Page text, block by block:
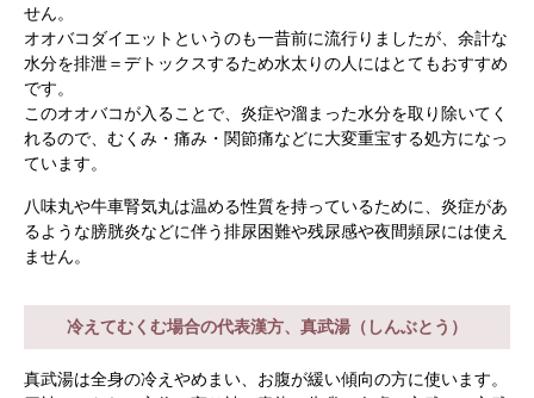
症状別 漢方の教え
店舗を探す
漢方みず堂とは 企業情報
せん。
オオバコダイエットというのも一昔前に流行りましたが、余計な
水分を排泄＝デトックスするため水太りの人にはとてもおすすめ
です。
このオオバコが入ることで、炎症や溜まった水分を取り除いてく
れるので、むくみ・痛み・関節痛などに大変重宝する処方になっ
ています。
八味丸や牛車腎気丸は温める性質を持っているために、炎症があ
るような膀胱炎などに伴う排尿困難や残尿感や夜間頻尿には使え
ません。
冷えてむくむ場合の代表漢方、真武湯（しんぶとう）
真武湯は全身の冷えやめまい、お腹が緩い傾向の方に使います。